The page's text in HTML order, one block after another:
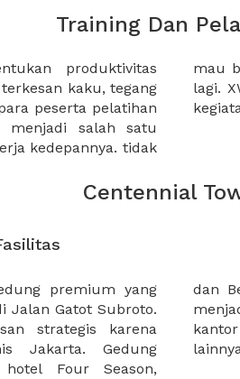
Training Dan
produktivitas
kaku, tegang
peserta pelatihan
menjadi salah satu
kedepannya. tidak
biasa saja?
untuk kebutuhan
Centennial
premium yang
Jalan Gatot Subroto.
strategis karena
Jakarta. Gedung
Four Season,
Centennial Tower
sedang mencari
bisnis Anda